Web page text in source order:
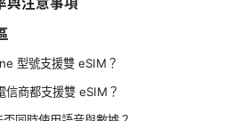
型號支援雙 eSIM？
信商都支援雙 eSIM？